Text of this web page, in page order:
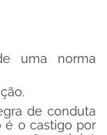
uma norma
de conduta
é o castigo por